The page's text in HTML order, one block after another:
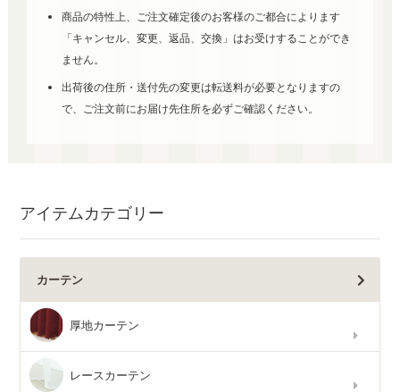
商品の特性上、ご注文確定後のお客様のご都合によります
「キャンセル、変更、返品、交換」はお受けすることができ
ません。
出荷後の住所・送付先の変更は転送料が必要となりますの
で、ご注文前にお届け先住所を必ずご確認ください。
アイテムカテゴリー
カーテン
厚地カーテン
レースカーテン